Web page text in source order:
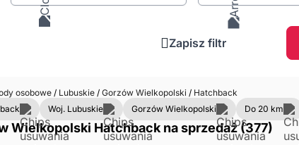
Zapisz filtr
osobowe/Lubuskie /Gorzów Wielkopolski /Hatchback
Woj. Lubuskie Gorzów Wielkopolski Do 20 km
Wielkopolski Hatchback na sprzedaż (377)